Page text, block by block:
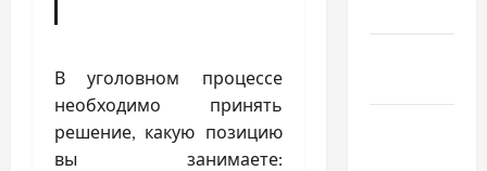
В уголовном процессе
необходимо принять
решение, какую позицию
вы занимаете: